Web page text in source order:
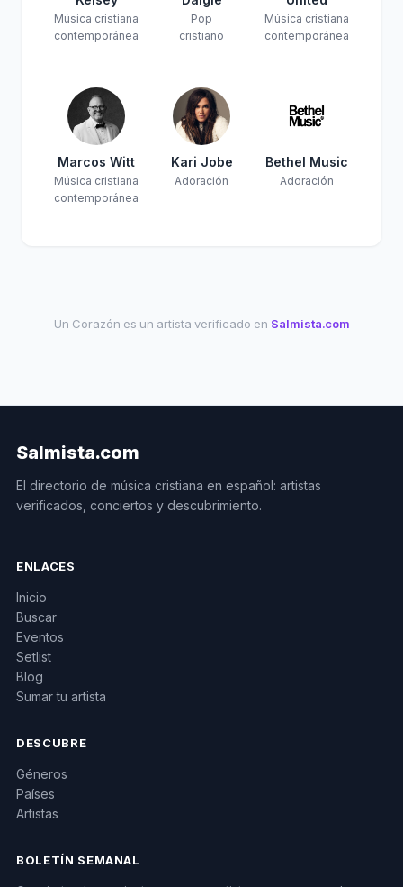
Música cristiana
contemporánea
Pop
cristiano
Música cristiana
contemporánea
Marcos Witt
Música cristiana
contemporánea
Kari Jobe
Adoración
Bethel Music
Adoración
Un Corazón es un artista verificado en Salmista.com
Salmista.com
El directorio de música cristiana en español: artistas
verificados, conciertos y descubrimiento.
ENLACES
Inicio
Buscar
Eventos
Setlist
Blog
Sumar tu artista
DESCUBRE
Géneros
Países
Artistas
BOLETÍN SEMANAL